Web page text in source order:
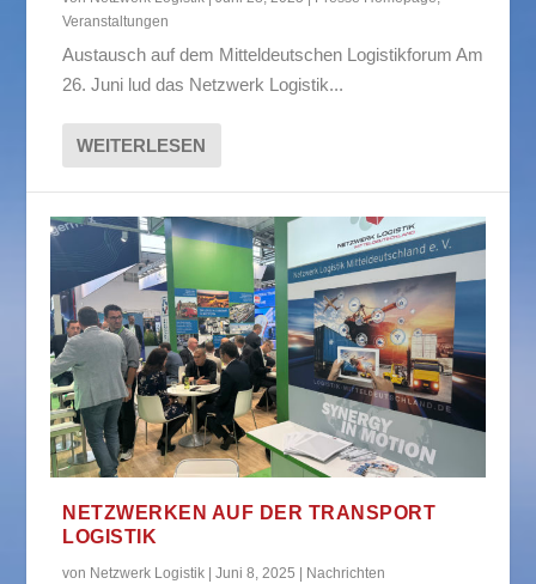
Veranstaltungen
Austausch auf dem Mitteldeutschen Logistikforum Am
26. Juni lud das Netzwerk Logistik...
WEITERLESEN
NETZWERKEN AUF DER TRANSPORT
LOGISTIK
von Netzwerk Logistik |Juni 8, 2025 Nachrichten